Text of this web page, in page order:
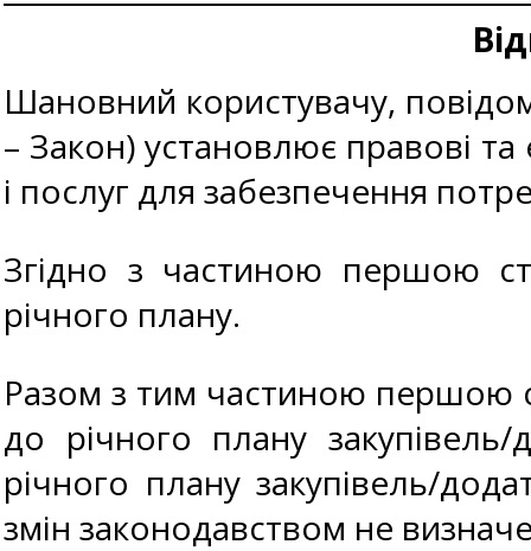
Шановний користувачу,
– Закон) установлює правові та
і послуг для забезпечення
Згідно з частиною першою
річного плану.
Разом з тим частиною першою
до річного плану
річного плану закупівель/
змін законодавством не